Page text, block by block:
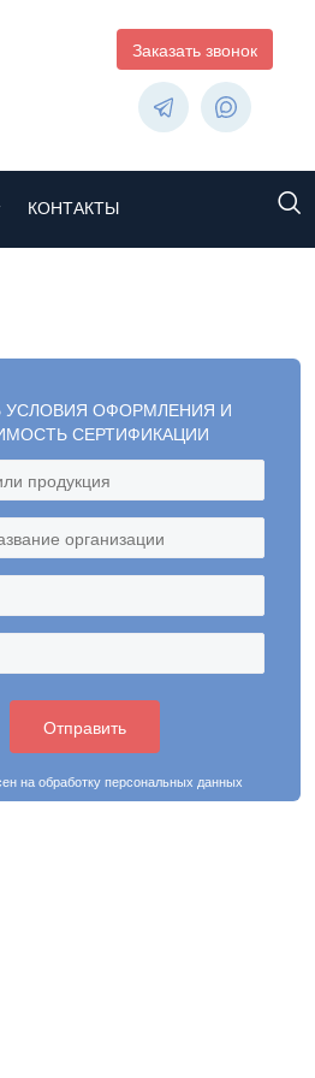
Заказать звонок
КОНТАКТЫ
УСЛОВИЯ ОФОРМЛЕНИЯ И
СЕРТИФИКАЦИИ
на обработкуперсональных данных